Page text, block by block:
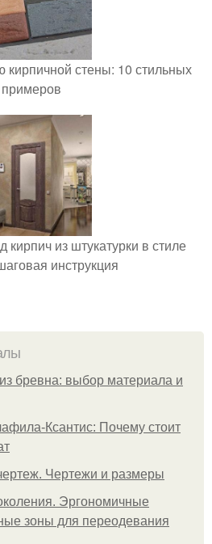
кирпичной стены: 10 стильных
примеров
кирпич из штукатурки в стиле
инструкция
бревна: выбор материала и
Ксантис: Почему стоит
Чертежи и размеры
Эргономичные
зоны для переодевания